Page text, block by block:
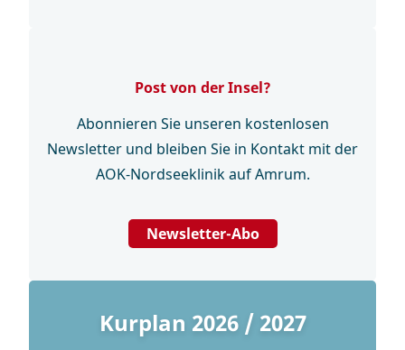
Post von der Insel?
Abonnieren Sie unseren kostenlosen
Newsletter und bleiben Sie in Kontakt mit der
AOK-Nordseeklinik auf Amrum.
Newsletter-Abo
Kurplan 2026 / 2027